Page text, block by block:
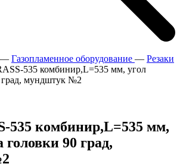
— Газопламенное оборудование — Резаки
535 комбинир,L=535 мм, угол
град, мундштук №2
535 комбинир,L=535 мм,
головки 90 град,